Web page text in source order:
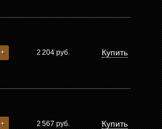
+ 2 204 руб. Купить
+ 2 567 руб. Купить